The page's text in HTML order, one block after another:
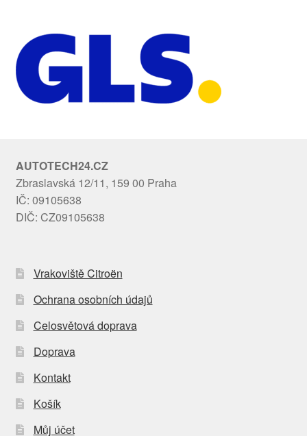
AUTOTECH24.CZ
Zbraslavská 12/11, 159 00 Praha
IČ: 09105638
DIČ: CZ09105638
Vrakoviště Citroën
Ochrana osobních údajů
Celosvětová doprava
Doprava
Kontakt
Košík
Můj účet